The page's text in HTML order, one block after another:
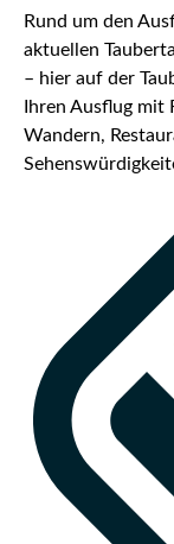
Rund um den
aktuellen
– hier auf der
Ihren Ausflug mit
Wandern,